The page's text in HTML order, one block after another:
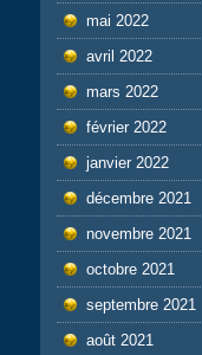
mai 2022
avril 2022
mars 2022
février 2022
janvier 2022
décembre 2021
novembre 2021
octobre 2021
septembre 2021
août 2021